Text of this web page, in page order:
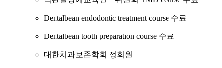
Dentalbean endodontic treatment course 수료
Dentalbean tooth preparation course 수료
대한치과보존학회 정회원